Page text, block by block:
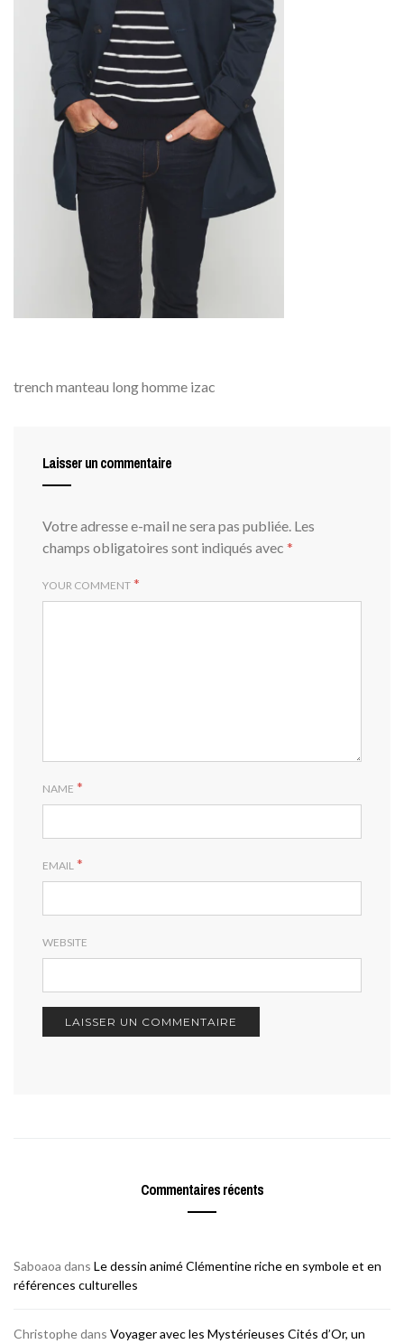
trench manteau long homme izac
Laisser un commentaire
Votre adresse e-mail ne sera pas publiée. Les
champs obligatoires sont indiqués avec *
YOUR COMMENT *
NAME *
EMAIL *
WEBSITE
Commentaires récents
Saboaoa dans Le dessin animé Clémentine riche en symbole et en
références culturelles
Christophedans Voyager avec les Mystérieuses Cités d’Or, un